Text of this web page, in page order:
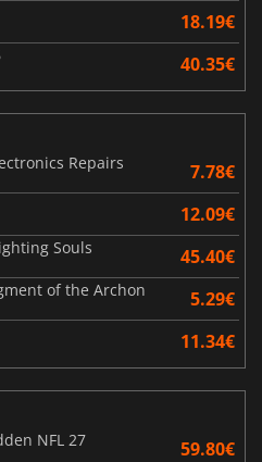
18.19€
40.35€
Repairs
7.78€
12.09€
Souls 45.40€
of the Archon 5.29€
11.34€
NFL 27
59.80€